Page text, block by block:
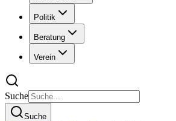
Politik
Beratung
Verein
Suche
Suche